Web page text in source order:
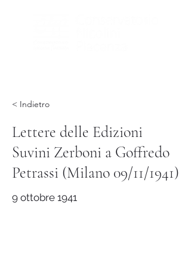
< Indietro
Lettere delle Edizioni
Suvini Zerboni a Goffredo
Petrassi (Milano 09/11/1941)
9 ottobre 1941